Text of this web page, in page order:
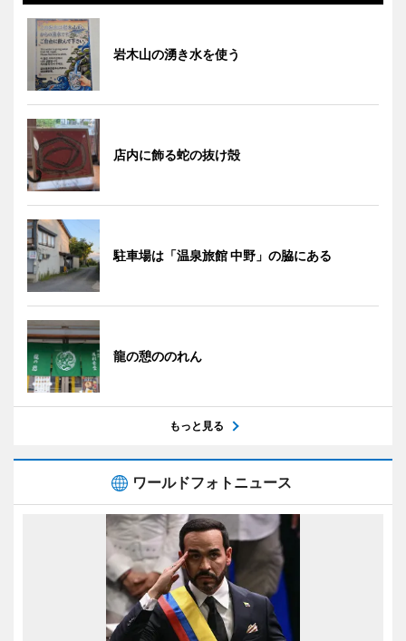
岩木山の湧き水を使う
店内に飾る蛇の抜け殻
駐車場は「温泉旅館 中野」の脇にある
龍の憩ののれん
もっと見る
ワールドフォトニュース